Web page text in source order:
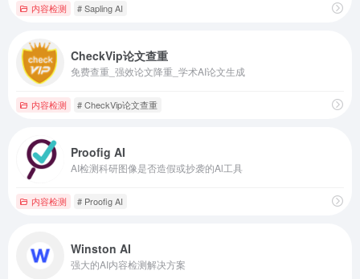
内容检测 # Sapling AI
CheckVip论文查重
免费查重_强效论文降重_学术AI论文生成
内容检测 # CheckVip论文查重
Proofig AI
AI检测科研图像是否造假或抄袭的Al工具
内容检测 # Proofig AI
Winston AI
强大的AI内容检测解决方案